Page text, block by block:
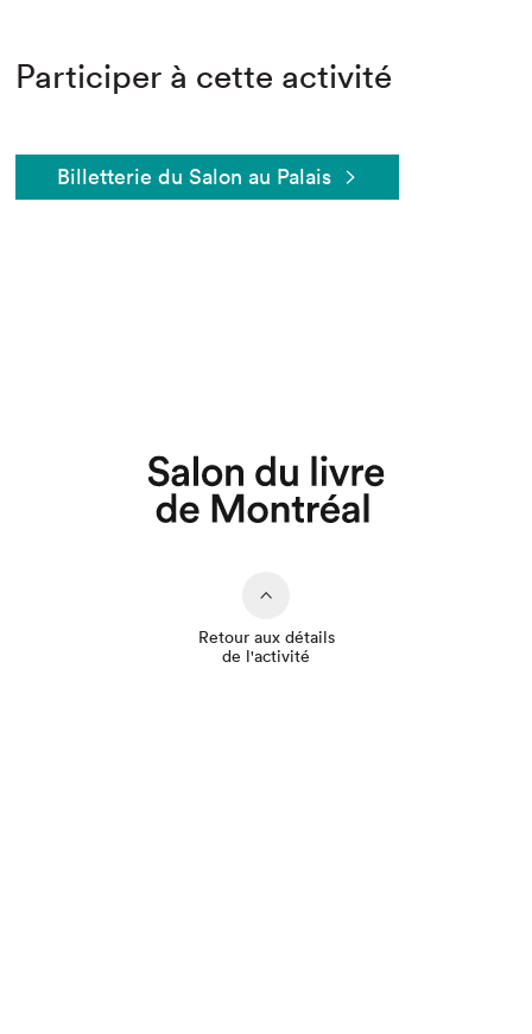
Participer à cette activité
Billetterie du Salon au Palais
Retour aux détails
de l'activité